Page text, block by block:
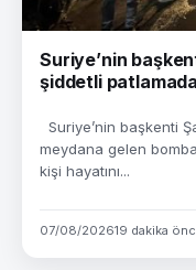
Suriye’nin
şiddetli
Suriye’nin başkenti
meydana gelen
kişi hayatını...
07/08/202619 dakika